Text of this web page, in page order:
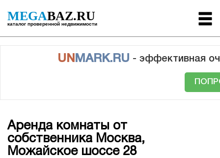
MEGABAZ.RU
каталог проверенной недвижимости
UN MARK.RU - эффективная
Аренда комнаты от
собственника Москва,
Можайское шоссе 28